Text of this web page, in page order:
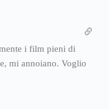
i film pieni di
mi annoiano. Voglio